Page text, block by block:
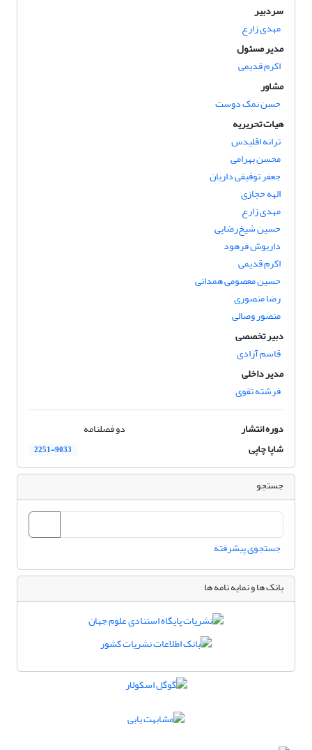
سردبیر
مهدی زارع
مدیر مسئول
اکرم قدیمی
مشاور
حسن نمک دوست
هیات تحریریه
ترانه اقلیدس
محسن بهرامی
جعفر توفیقی داریان
الهه حجازی
مهدی زارع
حسین شیخ‌رضایی
داریوش فرهود
اکرم قدیمی
حسین معصومی همدانی
رضا منصوری
منصور وصالی
دبیر تخصصی
قاسم آزادی
مدیر داخلی
فرشته تقوی
دوره انتشار
دو فصلنامه
شاپا چاپی
2251-9033
جستجو
جستجوی پیشرفته
بانک ها و نمایه نامه ها